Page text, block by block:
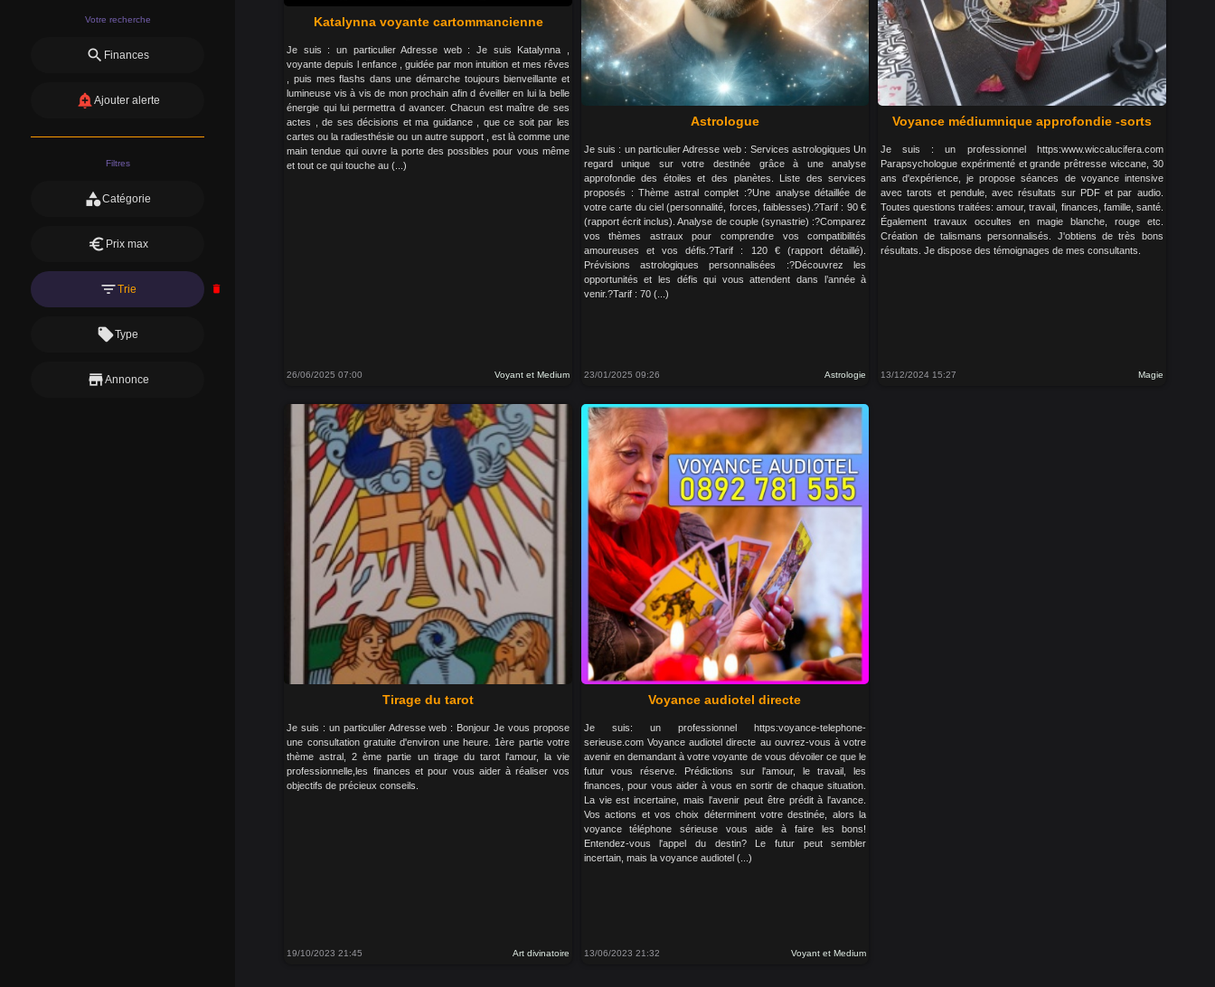
Votre recherche
search Finances
add_alertAjouter alerte
Filtres
categoryCatégorie
euro Prix max
filter_listTrie delete
local_offerType
storeAnnonce
Katalynna voyante cartommancienne
Je suis : un particulier Adresse web : Je suis Katalynna ,
voyante depuis l enfance , guidée par mon intuition et mes rêves
, puis mes flashs dans une démarche toujours bienveillante et
lumineuse vis à vis de mon prochain afin d éveiller en lui la belle
énergie qui lui permettra d avancer. Chacun est maître de ses
actes , de ses décisions et ma guidance , que ce soit par les
cartes ou la radiesthésie ou un autre support , est là comme une
main tendue qui ouvre la porte des possibles pour vous même
et tout ce qui touche au (...)
26/06/2025 07:00 Voyant et Medium
Astrologue
Je suis : un particulier Adresse web : Services astrologiques Un
regard unique sur votre destinée grâce à une analyse
approfondie des étoiles et des planètes. Liste des services
proposés : Thème astral complet :?Une analyse détaillée de
votre carte du ciel (personnalité, forces, faiblesses).?Tarif : 90 €
(rapport écrit inclus). Analyse de couple (synastrie) :?Comparez
vos thèmes astraux pour comprendre vos compatibilités
amoureuses et vos défis.?Tarif : 120 € (rapport détaillé).
Prévisions astrologiques personnalisées :?Découvrez les
opportunités et les défis qui vous attendent dans l’année à
venir.?Tarif : 70 (...)
23/01/2025 09:26 Astrologie
Voyance médiumnique approfondie -sorts
Je suis : un professionnel https:www.wiccalucifera.com
Parapsychologue expérimenté et grande prêtresse wiccane, 30
ans d'expérience, je propose séances de voyance intensive
avec tarots et pendule, avec résultats sur PDF et par audio.
Toutes questions traitées: amour, travail, finances, famille, santé.
Également travaux occultes en magie blanche, rouge etc.
Création de talismans personnalisés. J'obtiens de très bons
résultats. Je dispose des témoignages de mes consultants.
13/12/2024 15:27 Magie
Tirage du tarot
Je suis : un particulier Adresse web : Bonjour Je vous propose
une consultation gratuite d'environ une heure. 1ère partie votre
thème astral, 2 ème partie un tirage du tarot l'amour, la vie
professionnelle,les finances et pour vous aider à réaliser vos
objectifs de précieux conseils.
19/10/2023 21:45 Art divinatoire
Voyance audiotel directe
Je suis: un professionnel https:voyance-telephone-
serieuse.com Voyance audiotel directe au ouvrez-vous à votre
avenir en demandant à votre voyante de vous dévoiler ce que le
futur vous réserve. Prédictions sur l'amour, le travail, les
finances, pour vous aider à vous en sortir de chaque situation.
La vie est incertaine, mais l'avenir peut être prédit à l'avance.
Vos actions et vos choix déterminent votre destinée, alors la
voyance téléphone sérieuse vous aide à faire les bons!
Entendez-vous l'appel du destin? Le futur peut sembler
incertain, mais la voyance audiotel (...)
13/06/2023 21:32 Voyant et Medium